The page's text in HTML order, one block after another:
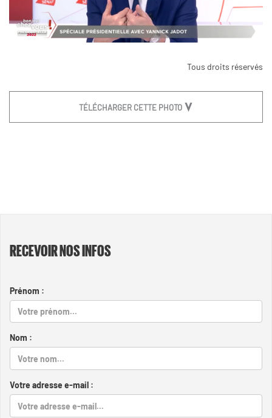
Tous droits réservés
TÉLÉCHARGER CETTE PHOTO
RECEVOIR NOS INFOS
Prénom :
Nom :
Votre adresse e-mail :